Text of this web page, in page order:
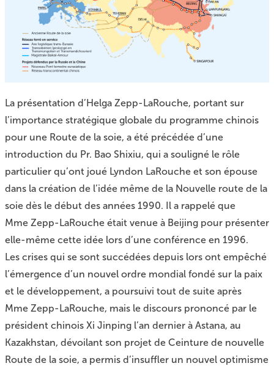
La présentation d’Helga Zepp-LaRouche, portant sur
l’importance stratégique globale du programme chinois
pour une Route de la soie, a été précédée d’une
introduction du Pr. Bao Shixiu, qui a souligné le rôle
particulier qu’ont joué Lyndon LaRouche et son épouse
dans la création de l’idée même de la Nouvelle route de la
soie dès le début des années 1990. Il a rappelé que
Mme Zepp-LaRouche était venue à Beijing pour présenter
elle-même cette idée lors d’une conférence en 1996.
Les crises qui se sont succédées depuis lors ont empêché
l’émergence d’un nouvel ordre mondial fondé sur la paix
et le développement, a poursuivi tout de suite après
Mme Zepp-LaRouche, mais le discours prononcé par le
président chinois Xi Jinping l’an dernier à Astana, au
Kazakhstan, dévoilant son projet de Ceinture de nouvelle
Route de la soie, a permis d’insuffler un nouvel optimisme